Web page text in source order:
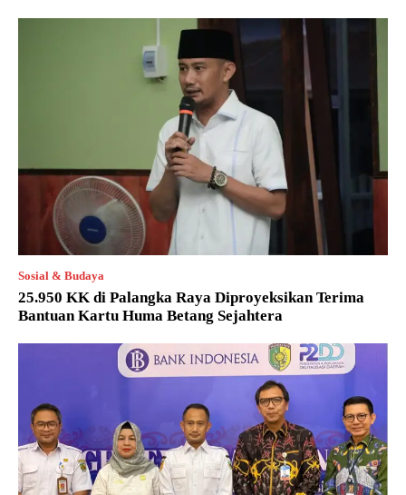
Sosial & Budaya
25.950 KK di Palangka Raya Diproyeksikan Terima
Bantuan Kartu Huma Betang Sejahtera